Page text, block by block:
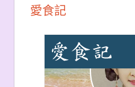
愛食記